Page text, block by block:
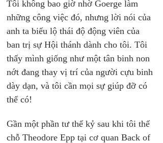
Tôi không bao giờ nhờ Goerge làm
những công việc đó, nhưng lời nói của
anh ta biểu lộ thái độ động viên của
ban trị sự Hội thánh dành cho tôi. Tôi
thấy mình giống như một tân binh non
nớt đang thay vị trí của người cựu binh
dày dạn, và tôi cần mọi sự giúp đỡ có
thể có!
Gần một phần tư thế kỷ sau khi tôi thế
chỗ Theodore Epp tại cơ quan Back of